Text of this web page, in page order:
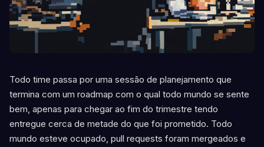
Todo time passa por uma sessão de planejamento que
termina com um roadmap com o qual todo mundo se sente
bem, apenas para chegar ao fim do trimestre tendo
entregue cerca de metade do que foi prometido. Todo
mundo esteve ocupado, pull requests foram mergeados e